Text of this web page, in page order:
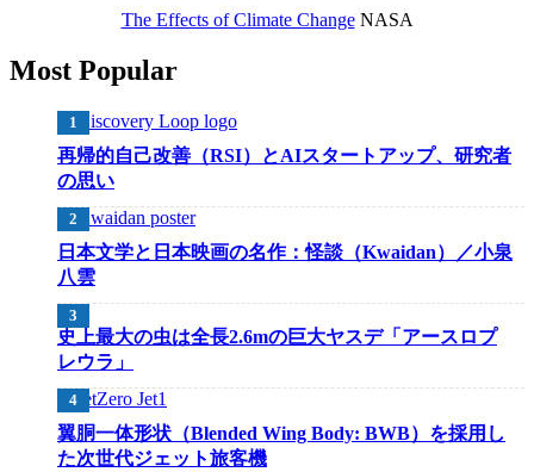
The Effects of Climate ChangeNASA
Most Popular
再帰的自己改善（RSI）とAIスタートアップ、研究者
の思い
日本文学と日本映画の名作：怪談（Kwaidan）／小泉
八雲
史上最大の虫は全長2.6mの巨大ヤスデ「アースロプ
レウラ」
翼胴一体形状（Blended Wing Body: BWB）を採用し
た次世代ジェット旅客機